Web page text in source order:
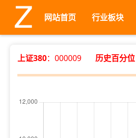
网站首页 行业板块
上证380：000009 历史百分位